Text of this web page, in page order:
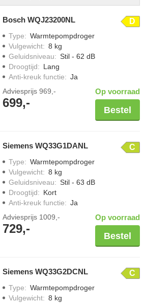
Bosch WQJ23200NL D
Type: Warmtepompdroger
Vulgewicht: 8 kg
Geluidsniveau: Stil - 62 dB
Droogtijd: Lang
Anti-kreuk functie: Ja
Adviesprijs 969,-
699,-
Op voorraad
Bestel
Siemens WQ33G1DANL C
Type: Warmtepompdroger
Vulgewicht: 8 kg
Geluidsniveau: Stil - 63 dB
Droogtijd: Kort
Anti-kreuk functie: Ja
Adviesprijs 1009,-
729,-
Op voorraad
Bestel
Siemens WQ33G2DCNL C
Type: Warmtepompdroger
Vulgewicht: 8 kg